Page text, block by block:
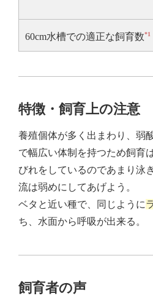
60cm水槽での適正な飼育数*1
特徴・飼育上の注意
養殖個体が多く出まわり、弱
で幅広い体制を持つため飼育
びれをしているのであまり泳
流は弱めにしてあげよう。
ベタと近い種で、同じように
ち、水面から呼吸が出来る。
飼育者の声